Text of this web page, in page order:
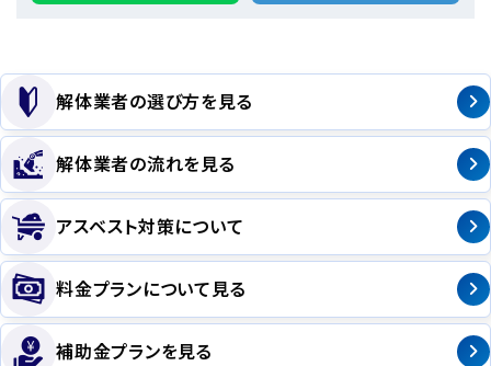
解体業者の選び方を見る
解体業者の流れを見る
アスベスト対策について
料金プランについて見る
補助金プランを見る